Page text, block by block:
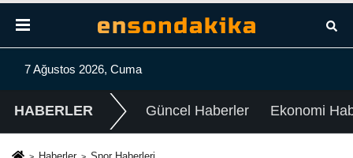
7 Ağustos 2026, Cuma
HABERLER Güncel Haberler Ekonomi